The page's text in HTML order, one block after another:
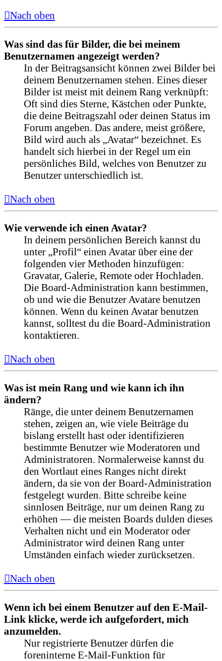
Nach oben
Was sind das für Bilder, die bei meinem
Benutzernamen angezeigt werden?
In der Beitragsansicht können zwei Bilder bei
deinem Benutzernamen stehen. Eines dieser
Bilder ist meist mit deinem Rang verknüpft:
Oft sind dies Sterne, Kästchen oder Punkte,
die deine Beitragszahl oder deinen Status im
Forum angeben. Das andere, meist größere,
Bild wird auch als „Avatar“ bezeichnet. Es
handelt sich hierbei in der Regel um ein
persönliches Bild, welches von Benutzer zu
Benutzer unterschiedlich ist.
Nach oben
Wie verwende ich einen Avatar?
In deinem persönlichen Bereich kannst du
unter „Profil“ einen Avatar über eine der
folgenden vier Methoden hinzufügen:
Gravatar, Galerie, Remote oder Hochladen.
Die Board-Administration kann bestimmen,
ob und wie die Benutzer Avatare benutzen
können. Wenn du keinen Avatar benutzen
kannst, solltest du die Board-Administration
kontaktieren.
Nach oben
Was ist mein Rang und wie kann ich ihn
ändern?
Ränge, die unter deinem Benutzernamen
stehen, zeigen an, wie viele Beiträge du
bislang erstellt hast oder identifizieren
bestimmte Benutzer wie Moderatoren und
Administratoren. Normalerweise kannst du
den Wortlaut eines Ranges nicht direkt
ändern, da sie von der Board-Administration
festgelegt wurden. Bitte schreibe keine
sinnlosen Beiträge, nur um deinen Rang zu
erhöhen — die meisten Boards dulden dieses
Verhalten nicht und ein Moderator oder
Administrator wird deinen Rang unter
Umständen einfach wieder zurücksetzen.
Nach oben
Wenn ich bei einem Benutzer auf den E-Mail-
Link klicke, werde ich aufgefordert, mich
anzumelden.
Nur registrierte Benutzer dürfen die
foreninterne E-Mail-Funktion für